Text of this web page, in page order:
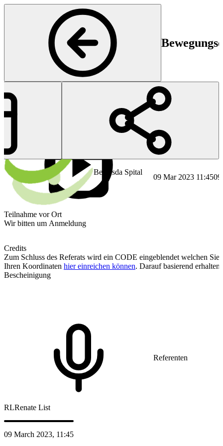
Bethesda Spital
Start
09 Mar 2023 11:4509
Teilnahme vor Ort
Wir bitten um Anmeldung
Credits
Zum Schluss des Referats wird ein CODE eingeblendet welchen Sie
Ihren Koordinaten hier einreichen können. Darauf basierend
Bescheinigung
Referenten
RLRenate List
09 March 2023, 11:45